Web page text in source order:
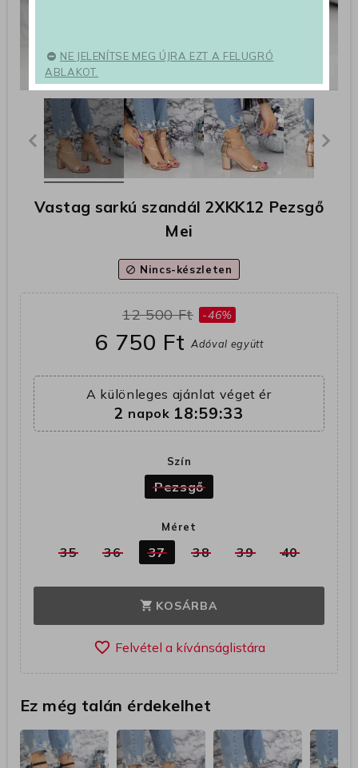
Vastag sarkú szandál 2XKK12 Pezsgő
Mei
block Nincs-készleten
12 500 Ft -46%
6 750 FtAdóval együtt
A különleges ajánlat véget ér
2 napok 18:59:32
Szín
Pezsgő
Méret
35 36 37 38 39 40
shopping_cart KOSÁRBA
favorite_border
Ez még talán érdekelhet
NE JELENÍTSE MEG ÚJRA EZT A FELUGRÓ
ABLAKOT.